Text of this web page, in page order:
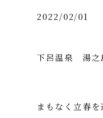
2022/02/01
下呂温泉 湯之
まもなく立春